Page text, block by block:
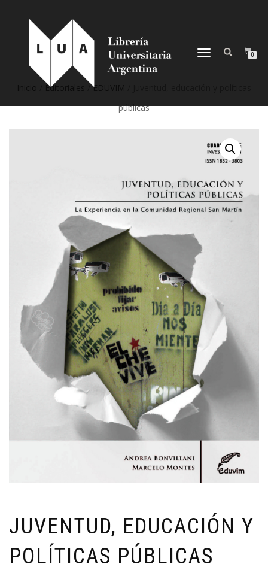
NAVEGACIÓN
0
Editoriales /EDUVIM
públicas
JUVENTUD, EDUCACIÓN Y
POLÍTICAS PÚBLICAS